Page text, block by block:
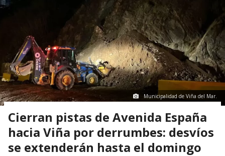
Municipalidad de Viña del Mar.
Cierran pistas de Avenida España
hacia Viña por derrumbes: desvíos
se extenderán hasta el domingo